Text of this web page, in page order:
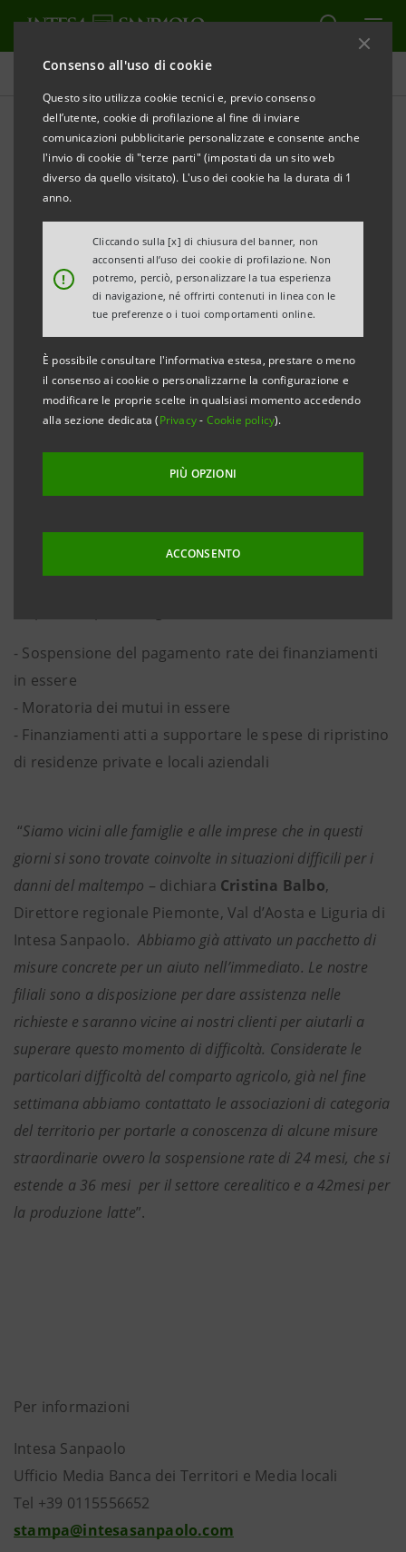
Consenso all'uso di cookie
Questo sito utilizza cookie tecnici e, previo consenso
dell’utente, cookie di profilazione al fine di inviare
comunicazioni pubblicitarie personalizzate e consente anche
l'invio di cookie di "terze parti" (impostati da un sito web
diverso da quello visitato). L'uso dei cookie ha la durata di 1
anno.
!
Cliccando sulla [x] di chiusura del banner, non
acconsenti all’uso dei cookie di profilazione. Non
potremo, perciò, personalizzare la tua esperienza
di navigazione, né offrirti contenuti in linea con le
tue preferenze o i tuoi comportamenti online.
È possibile consultare l'informativa estesa, prestare o meno
il consenso ai cookie o personalizzarne la configurazione e
modificare le proprie scelte in qualsiasi momento accedendo
alla sezione dedicata (Privacy- Cookie policy).
PIÙ OPZIONI
ACCONSENTO
Comunicati stampa
STAMPA AGGIORNA
COMUNICATO STAMPA
EMERGENZA MALTEMPO IN PIEMONTE:
DA INTESA SANPAOLO INTERVENTI PER FAMIGLIE E
IMPRESE DANNEGGIATE
MISURE STRAORDINARIE PER IL COMPARTO
AGRICOLO
. Il Gruppo Intesa Sanpaolo
- Sospensione del pagamento rate dei finanziamenti
in essere
- Moratoria dei mutui in essere
- Finanziamenti atti a supportare le spese di ripristino
di residenze private e locali aziendali
“Siamo vicini alle famiglie e alle imprese che in questi
giorni si sono trovate coinvolte in situazioni difficili per i
danni del maltempo – dichiara Cristina Balbo,
Direttore regionale Piemonte, Val d’Aosta e Liguria di
Intesa Sanpaolo. Abbiamo già attivato un pacchetto di
misure concrete per un aiuto nell’immediato. Le nostre
filiali sono a disposizione per dare assistenza nelle
richieste e saranno vicine ai nostri clienti per aiutarli a
superare questo momento di difficoltà. Considerate le
particolari difficoltà del comparto agricolo, già nel fine
settimana abbiamo contattato le associazioni di categoria
del territorio per portarle a conoscenza di alcune misure
straordinarie ovvero la sospensione rate di 24 mesi, che si
estende a 36 mesi per il settore cerealitico e a 42mesi per
la produzione latte”.
Per informazioni
Intesa Sanpaolo
Ufficio Media Banca dei Territori e Media locali
Tel +39 0115556652
stampa@intesasanpaolo.com